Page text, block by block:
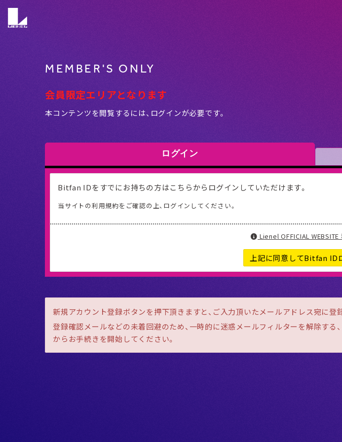
MEMBER'S ONLY
会員限定エリアとなります
本コンテンツを閲覧するには、ログインが必要です。
ログイン
Bitfan IDをすでにお持ちの方はこちらからログインしていただけます。
当サイトの利用規約をご確認の上、ログインしてください。
Lienel OFFICIAL WEBSITE
上記に同意してBitfan ID
新規アカウント登録ボタンを押下頂きますと、ご入力頂いたメールアドレス宛に登
登録確認メールなどの未着回避のため、一時的に迷惑メールフィルターを解除す
からお手続きを開始してください。